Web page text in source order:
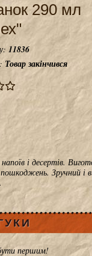
290 мл
11836
Товар закінчився
і десертів.
Зручний і
першим!